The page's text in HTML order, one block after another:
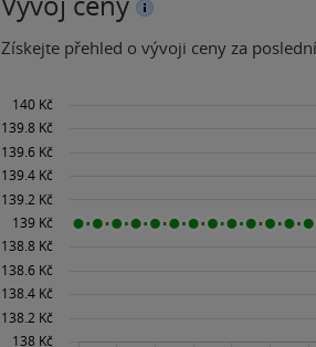
Získejte přehled o vývoji ceny za